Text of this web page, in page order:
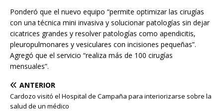
Ponderó que el nuevo equipo “permite optimizar las cirugías
con una técnica mini invasiva y solucionar patologías sin dejar
cicatrices grandes y resolver patologías como apendicitis,
pleuropulmonares y vesiculares con incisiones pequeñas”.
Agregó que el servicio “realiza más de 100 cirugías
mensuales”.
ANTERIOR
Cardozo visitó el Hospital de Campaña para interiorizarse sobre la
salud de un médico